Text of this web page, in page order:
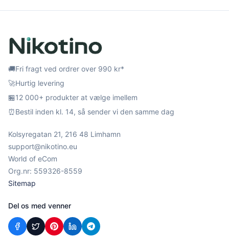
🚚Fri fragt ved ordrer over 990 kr*
🚀Hurtig levering
🏪12 000+ produkter at vælge imellem
⏰Bestil inden kl. 14, så sender vi den samme dag
Kolsyregatan 21, 216 48 Limhamn
support@nikotino.eu
World of eCom
Org.nr: 559326-8559
Sitemap
Del os med venner